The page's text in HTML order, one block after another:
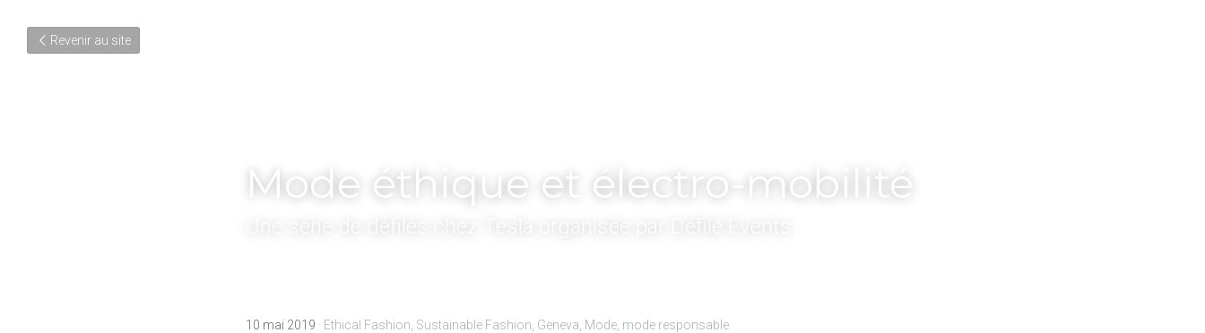
Revenir au site
Mode éthique et électro-mobilité
10 mai 2019 · Ethical Fashion, Sustainable Fashion, Geneva, Mode, mode responsable